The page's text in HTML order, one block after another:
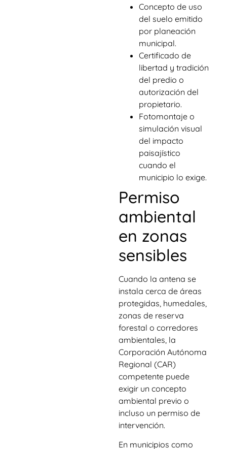
Concepto de uso
del suelo emitido
por planeación
municipal.
Certificado de
libertad y tradición
del predio o
autorización del
propietario.
Fotomontaje o
simulación visual
del impacto
paisajístico
cuando el
municipio lo exige.
Permiso
ambiental
en zonas
sensibles
Cuando la antena se
instala cerca de áreas
protegidas, humedales,
zonas de reserva
forestal o corredores
ambientales, la
Corporación Autónoma
Regional (CAR)
competente puede
exigir un concepto
ambiental previo o
incluso un permiso de
intervención.
En municipios como